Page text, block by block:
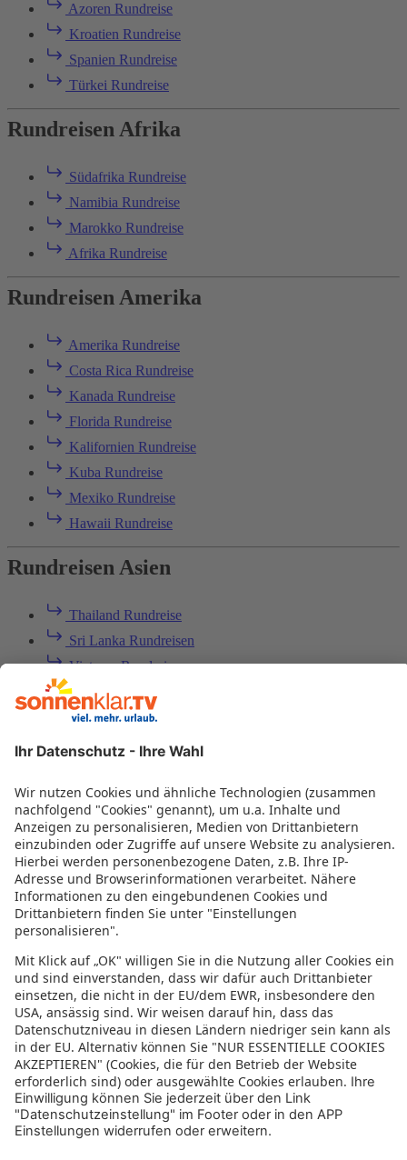
Azoren Rundreise
Kroatien Rundreise
Spanien Rundreise
Türkei Rundreise
Rundreisen Afrika
Südafrika Rundreise
Namibia Rundreise
Marokko Rundreise
Afrika Rundreise
Rundreisen Amerika
Amerika Rundreise
Costa Rica Rundreise
Kanada Rundreise
Florida Rundreise
Kalifornien Rundreise
Kuba Rundreise
Mexiko Rundreise
Hawaii Rundreise
Rundreisen Asien
Thailand Rundreise
Sri Lanka Rundreisen
Vietnam Rundreise
Bali Rundreisen
China Rundreisen
Indien Rundreise
Israel Rundreisen
Jordanien Rundreise
Bewertung für sonnenklar.TV – EUVIA Travel
GmbH
4.4/5
4.4 von 5 Sternen
aus 61 Bewertungen
(letzte 12 Monate)